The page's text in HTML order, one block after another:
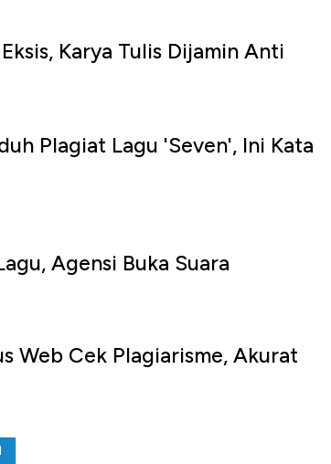
Karya Tulis Dijamin Anti
Plagiat Lagu 'Seven', Ini Kata
Agensi Buka Suara
Web Cek Plagiarisme, Akurat